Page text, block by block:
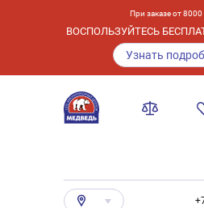
При заказе от 8000
ВОСПОЛЬЗУЙТЕСЬ
Узнать